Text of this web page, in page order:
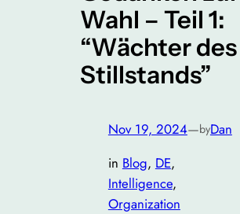
Wahl – Teil 1:
“Wächter des
Stillstands”
Nov 19, 2024—byDan
in Blog, DE
Intelligence
Organization